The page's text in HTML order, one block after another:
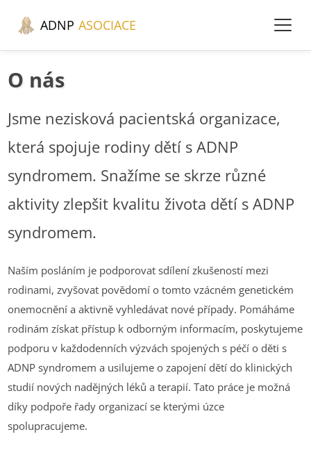
ADNP ASOCIACE
O nás
Jsme nezisková pacientská organizace,
která spojuje rodiny dětí s ADNP
syndromem. Snažíme se skrze různé
aktivity zlepšit kvalitu života dětí s ADNP
syndromem.
Naším posláním je podporovat sdílení zkušeností mezi
rodinami, zvyšovat povědomí o tomto vzácném genetickém
onemocnění a aktivně vyhledávat nové případy. Pomáháme
rodinám získat přístup k odborným informacím, poskytujeme
podporu v každodenních výzvách spojených s péčí o děti s
ADNP syndromem a usilujeme o zapojení dětí do klinických
studií nových nadějných léků a terapií. Tato práce je možná
díky podpoře řady organizací se kterými úzce
spolupracujeme.